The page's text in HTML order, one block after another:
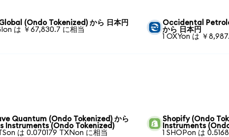
(Ondo Tokenized) から 日本円
は ￥67,830.7 に相当
Occidental
から 日本円
1 OXYon は ￥
Quantum (Ondo Tokenized) から
Instruments (Ondo Tokenized)
は 0.070179 TXNon に相当
Shopify (Ondo
Instruments
1 SHOPon は